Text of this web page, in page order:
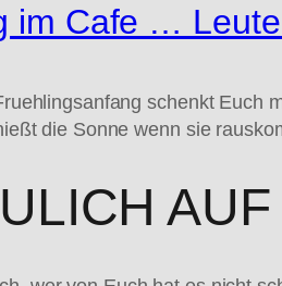
im Cafe …
schenkt Euch
die Sonne wenn sie